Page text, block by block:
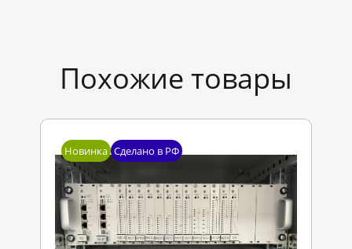
Похожие товары
Новинка Сделано в РФ